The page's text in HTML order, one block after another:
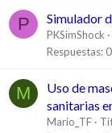
P Simulador
PKSimShock
Respuestas 0
M
Uso de
sanitarias
Mario_TF